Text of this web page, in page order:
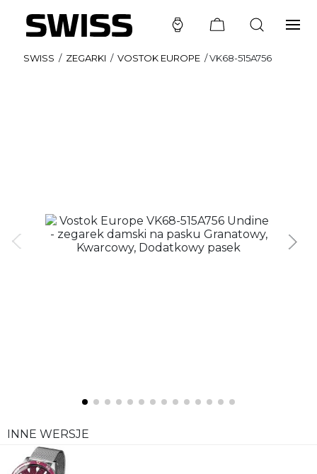
SWISS / ZEGARKI / VOSTOK EUROPE /VK68-515A756
INNE WERSJE